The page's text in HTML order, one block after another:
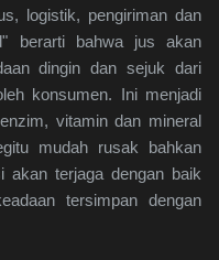
logistik, pengiriman dan
berarti bahwa jus akan
dingin dan sejuk dari
konsumen. Ini menjadi
vitamin dan mineral
mudah rusak bahkan
akan terjaga dengan baik
tersimpan dengan